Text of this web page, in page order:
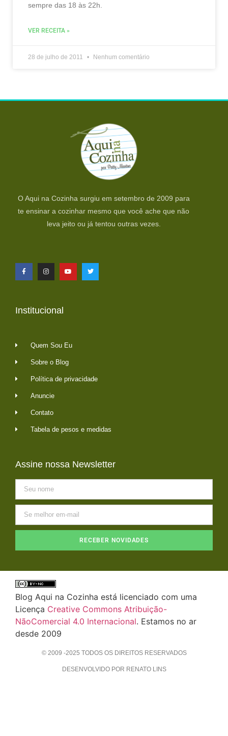
sempre das 18 às 22h.
VER RECEITA »
28 de julho de 2011 Nenhum comentário
O Aqui na Cozinha surgiu em setembro de 2009 para
te ensinar a cozinhar mesmo que você ache que não
leva jeito ou já tentou outras vezes.
Institucional
Quem Sou Eu
Sobre o Blog
Política de privacidade
Anuncie
Contato
Tabela de pesos e medidas
Assine nossa Newsletter
RECEBER NOVIDADES
Blog Aqui na Cozinha está licenciado com uma
Licença Creative Commons Atribuição-
NãoComercial 4.0 Internacional. Estamos no ar
desde 2009
© 2009 -2025 TODOS OS DIREITOS RESERVADOS
DESENVOLVIDO POR RENATO LINS